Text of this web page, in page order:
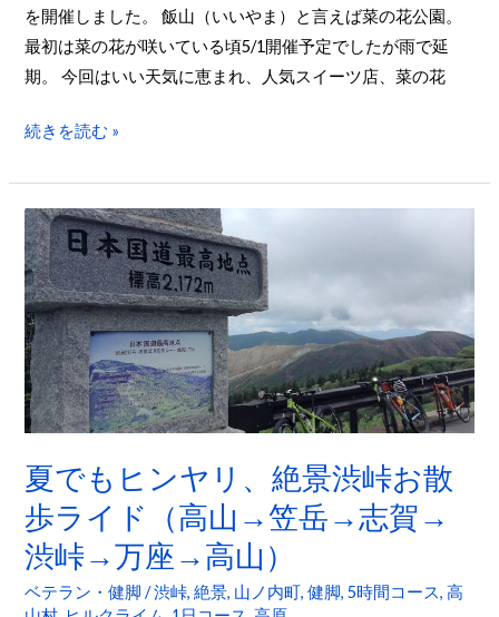
ー
旅
を開催しました。 飯山（いいやま）と言えば菜の花公園。
最初は菜の花が咲いている頃5/1開催予定でしたが雨で延
期。 今回はいい天気に恵まれ、人気スイーツ店、菜の花
行
サ
イ
リ
ツ
ア
ー
2024/5/16
続きを読む »
夏でもヒンヤリ、絶景渋峠お散
歩ライド（高山→笠岳→志賀→
渋峠→万座→高山）
ベテラン・健脚 /渋峠,絶景, 山ノ内町,健脚,5時間コース,高
夏
で
も
ヒ
ン
ヤ
リ、
絶
景
渋
峠
お
散